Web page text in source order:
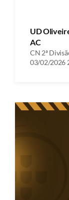
UD
AC
CN 2ª
03/02/2026